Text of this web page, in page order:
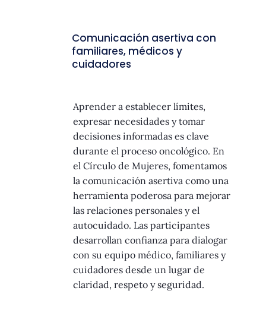
Comunicación asertiva con
familiares, médicos y
cuidadores
Aprender a establecer límites,
expresar necesidades y tomar
decisiones informadas es clave
durante el proceso oncológico. En
el Círculo de Mujeres, fomentamos
la comunicación asertiva como una
herramienta poderosa para mejorar
las relaciones personales y el
autocuidado. Las participantes
desarrollan confianza para dialogar
con su equipo médico, familiares y
cuidadores desde un lugar de
claridad, respeto y seguridad.